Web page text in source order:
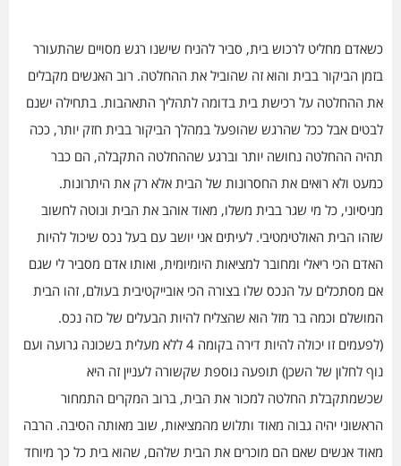
כשאדם מחליט לרכוש בית, סביר להניח שישנו רגש מסויים שהתעורר
בזמן הביקור בבית והוא זה שהוביל את ההחלטה. רוב האנשים מקבלים
את ההחלטה על רכישת בית בדומה לתהליך התאהבות. בתחילה ישנם
לבטים אבל ככל שהרגש שהופעל במהלך הביקור בבית חזק יותר, ככה
תהיה ההחלטה נחושה יותר וברגע שההחלטה התקבלה, הם כבר
כמעט ולא רואים את החסרונות של הבית אלא רק את היתרונות.
מניסיוני, כל מי שגר בבית משלו, מאוד אוהב את הבית ונוטה לחשוב
שזהו הבית האולטימטיבי. לעיתים אני יושב עם בעל נכס שיכול להיות
האדם הכי ריאלי ומחובר למציאות היומיומית, ואותו אדם מסביר לי שגם
אם מסתכלים על הנכס שלו בצורה הכי אובייקטיבית בעולם, זהו הבית
המושלם וכמה בר מזל הוא שהצליח להיות הבעלים של כזה נכס.
(לפעמים זו יכולה להיות דירה בקומה 4 ללא מעלית בשכונה גרועה ועם
נוף לחלון של השכן) תופעה נוספת שקשורה לעניין זה היא
שכשמתקבלת החלטה למכור את הבית, ברוב המקרים התמחור
הראשוני יהיה גבוה מאוד ותלוש מהמציאות, שוב מאותה הסיבה. הרבה
מאוד אנשים שאם הם מוכרים את הבית שלהם, שהוא בית כל כך מיוחד